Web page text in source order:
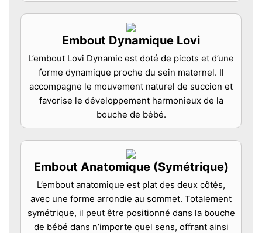
Embout Dynamique Lovi
L’embout Lovi Dynamic est doté de picots et d’une
forme dynamique proche du sein maternel. Il
accompagne le mouvement naturel de succion et
favorise le développement harmonieux de la
bouche de bébé.
Embout Anatomique (Symétrique)
L’embout anatomique est plat des deux côtés,
avec une forme arrondie au sommet. Totalement
symétrique, il peut être positionné dans la bouche
de bébé dans n’importe quel sens, offrant ainsi